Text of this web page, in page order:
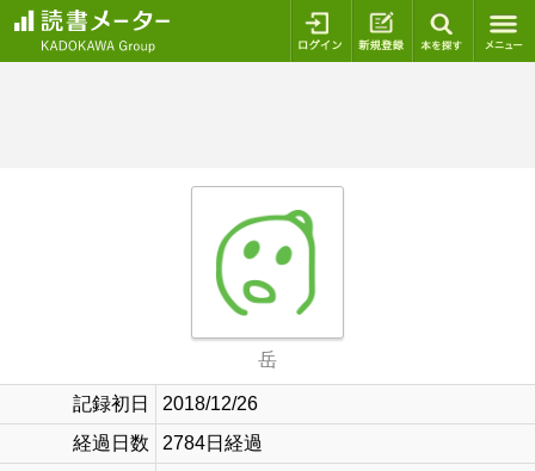
ログイン 新規登録
岳
記録初日
2018/12/26
経過日数
2784日経過